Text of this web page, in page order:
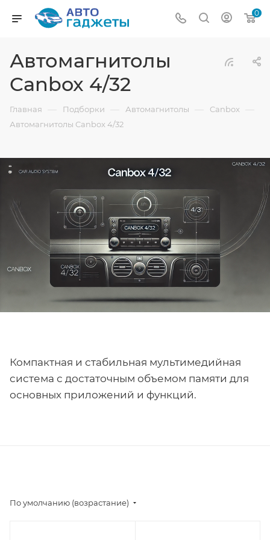
0
Автомагнитолы
Canbox 4/32
Главная — Подборки — Автомагнитолы — Canbox —
Автомагнитолы Canbox 4/32
Компактная и стабильная мультимедийная
система с достаточным объемом памяти для
основных приложений и функций.
По умолчанию (возрастание)